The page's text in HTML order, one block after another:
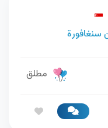
مطلق